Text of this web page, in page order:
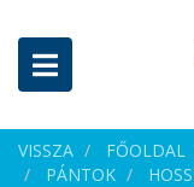
VISSZA FŐOLDAL
PÁNTOK